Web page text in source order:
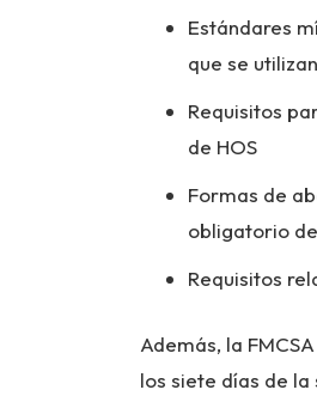
Estándares
que se
Requisitos
de HOS
Formas de
obligatorio
Requisitos
Además, la
los siete días de